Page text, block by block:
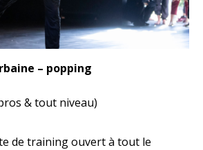
– popping
& tout niveau)
de training ouvert à tout le